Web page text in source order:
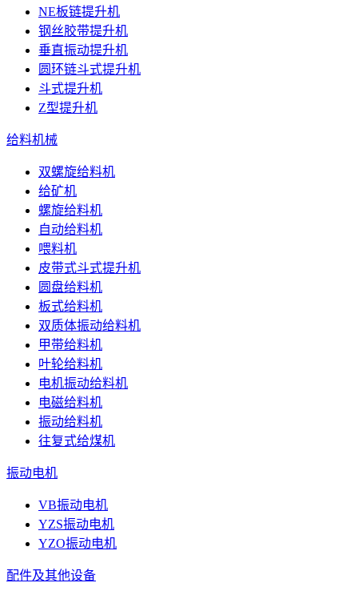
NE板链提升机
钢丝胶带提升机
垂直振动提升机
圆环链斗式提升机
斗式提升机
Z型提升机
给料机械
双螺旋给料机
给矿机
螺旋给料机
自动给料机
喂料机
皮带式斗式提升机
圆盘给料机
板式给料机
双质体振动给料机
甲带给料机
叶轮给料机
电机振动给料机
电磁给料机
振动给料机
往复式给煤机
振动电机
VB振动电机
YZS振动电机
YZO振动电机
配件及其他设备